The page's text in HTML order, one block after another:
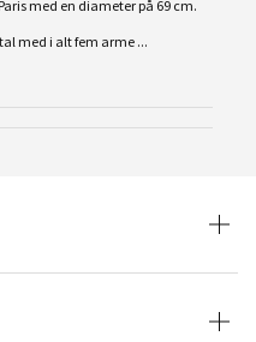
med en diameter på 69 cm.
med i alt fem arme ...